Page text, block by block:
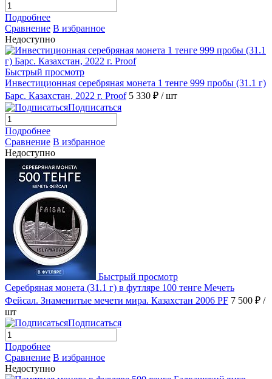
Подробнее
Сравнение В избранное
Недоступно
Быстрый просмотр
Инвестиционная серебряная монета 1 тенге 999 пробы (31.1 г)
Барс. Казахстан, 2022 г. Proof 5 330 ₽ / шт
Подписаться
Подробнее
Сравнение В избранное
Недоступно
Быстрый просмотр
Серебряная монета (31.1 г) в футляре 100 тенге Мечеть
Фейсал. Знаменитые мечети мира. Казахстан 2006 PF 7 500 ₽ /
шт
Подписаться
Подробнее
Сравнение В избранное
Недоступно